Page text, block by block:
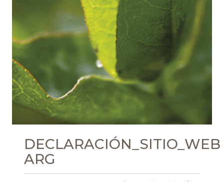
DECLARACIÓN_SITIO_WEB
ARG